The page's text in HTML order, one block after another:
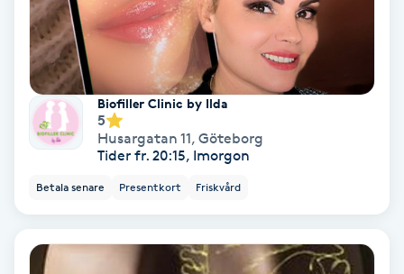
Olaplex
Olaplexbehandling
Ombre
Ombre brows
Optiker
Biofiller Clinic by Ilda
5
Husargatan 11, Göteborg
Tider fr. 20:15, Imorgon
Betala senare Presentkort Friskvård